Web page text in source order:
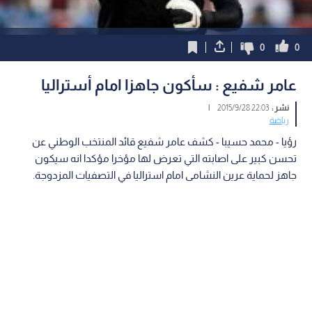
0
0
عامر شفيع : سأكون جاهزا امام أستراليا
نشر :22:03 2015/9/28
|
رياضة
رؤيا - محمد حسيبا - كشف عامر شفيع قائد المنتخب الوطني عن
تحسن كبير على اصابته التي تعرض لها مؤخرا مؤكدا انه سيكون
جاهز لحماية عرين النشامى امام استراليا في التصفيات المزدوجة.